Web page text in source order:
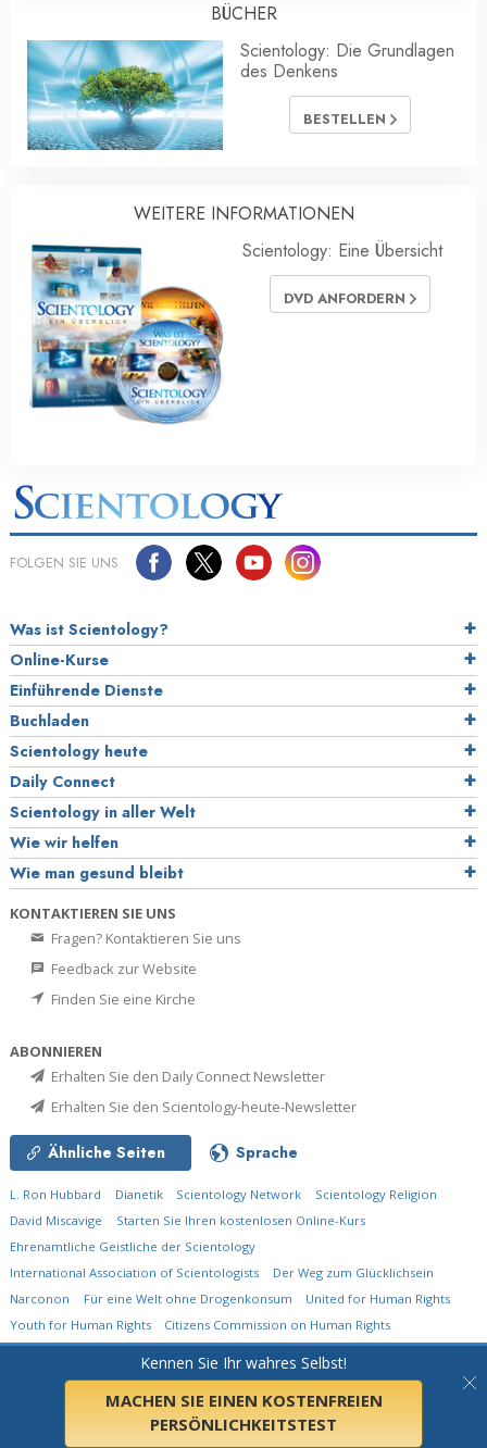
BÜCHER
Scientology: Die Grundlagen
des Denkens
BESTELLEN
WEITERE INFORMATIONEN
Scientology: Eine Übersicht
DVD ANFORDERN
Kennen Sie Ihr wahres Selbst!
MACHEN SIE EINEN KOSTENFREIEN
PERSÖNLICHKEITSTEST
FOLGEN SIE UNS
Was ist Scientology?
Online-Kurse
Einführende Dienste
Buchladen
Scientology heute
Daily Connect
Scientology in aller Welt
Wie wir helfen
Wie man gesund bleibt
KONTAKTIEREN SIE UNS
Fragen? Kontaktieren Sie uns
Feedback zur Website
Finden Sie eine Kirche
ABONNIEREN
Erhalten Sie den Daily Connect Newsletter
Erhalten Sie den Scientology-heute-Newsletter
Ähnliche Seiten Sprache
L. Ron Hubbard Dianetik Scientology Network
Scientology Religion
David Miscavige
Starten Sie Ihren kostenlosen Online-Kurs
Ehrenamtliche Geistliche der Scientology
International Association of Scientologists
Der Weg zum Glücklichsein
Narconon
Für eine Welt ohne Drogenkonsum
United for Human Rights
Youth for Human Rights
Citizens Commission on Human Rights
Church of Scientology International.Alle Rechte vorbehalten.
Datenschutzerklärung•Cookie-Erklärung•Nutzungsbedingungen•Rechtliche